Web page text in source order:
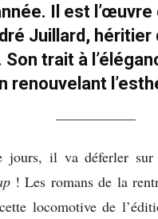
Il est
Juillard, héritier
Son trait à
renouvelant
il va déferler sur
! Les romans de la
locomotive de